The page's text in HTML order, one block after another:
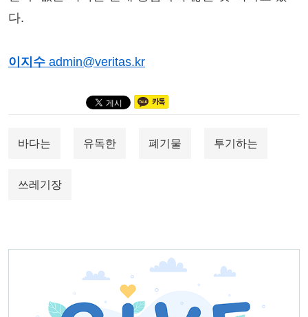
다.
이지수 admin@veritas.kr
바다는 유독한 폐기물 투기하는
쓰레기장